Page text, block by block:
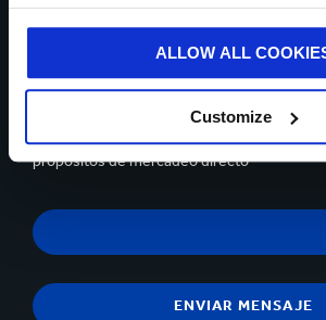
ALLOW ALL
Customize
vínculo que aparece en los correos
Tiene el derecho de objetar, en cualquier
procesamiento y tratamiento de sus datos
propósitos de mercadeo directo